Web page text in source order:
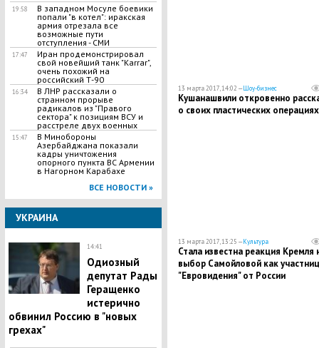
19:58
В западном Мосуле боевики
попали "в котел": иракская
армия отрезала все
возможные пути
отступления - СМИ
17:47
Иран продемонстрировал
свой новейший танк "Karrar",
очень похожий на
российский Т-90
16:34
В ЛНР рассказали о
странном прорыве
радикалов из "Правого
сектора" к позициям ВСУ и
расстреле двух военных
15:47
В Минобороны
Азербайджана показали
кадры уничтожения
опорного пункта ВС Армении
в Нагорном Карабахе
ВСЕ НОВОСТИ »
УКРАИНА
14:41
Одиозный
депутат Рады
Геращенко
истерично
обвинил Россию в "новых
грехах"
13 марта 2017, 14:02 —Шоу-бизнес
Кушанашвили откровенно
о своих пластических операциях
13 марта 2017, 13:25 —Культура
Стала известна реакция Кремля
выбор Самойловой как
"Евровидения" от России